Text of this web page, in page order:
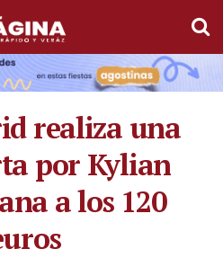
realiza una
por Kylian
a los 120